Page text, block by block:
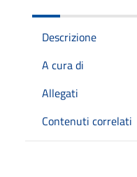
Descrizione
A cura di
Allegati
Contenuti correlati